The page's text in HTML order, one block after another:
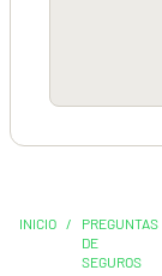
INICIO /
PREGUNTAS
DE
SEGUROS